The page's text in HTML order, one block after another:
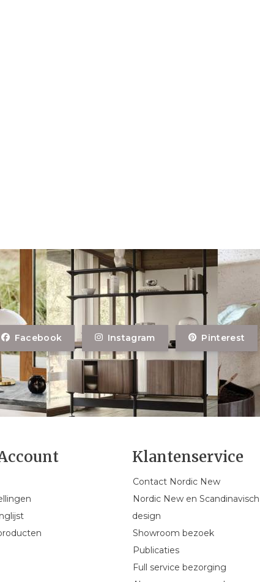
Facebook Instagram Pinterest
Klantenservice
Contact Nordic New
Nordic New en Scandinavisch
design
Showroom bezoek
Publicaties
Full service bezorging